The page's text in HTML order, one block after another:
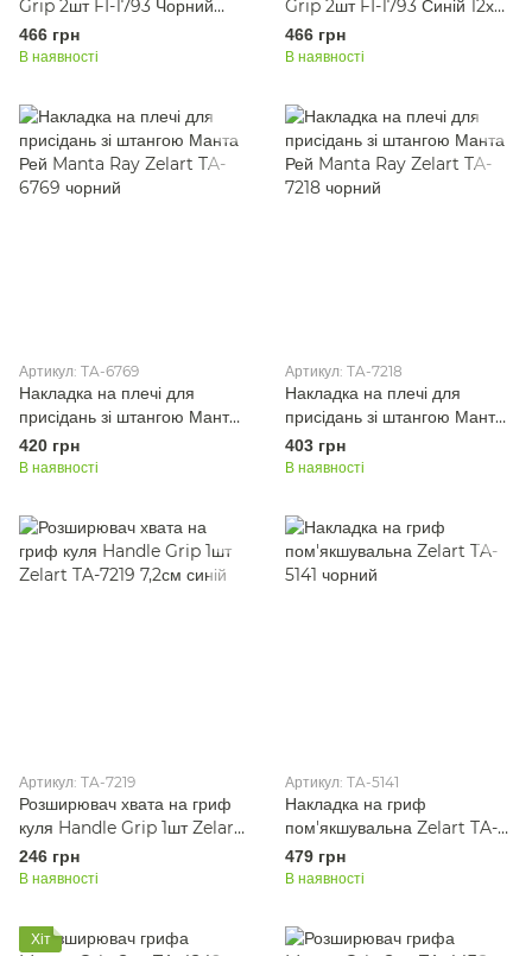
Grip 2шт FI-1793 Чорний
12х4, 8см
466 грн
В наявності
Grip 2шт FI-1793 Синій 12х4,
8см
466 грн
В наявності
Артикул: TA-6769
Накладка на плечі для
присідань зі штангою Манта
Рей Manta Ray Zelart TA-
6769 чорний
420 грн
В наявності
Артикул: TA-7218
Накладка на плечі для
присідань зі штангою Манта
Рей Manta Ray Zelart TA-
7218 чорний
403 грн
В наявності
Артикул: TA-7219
Розширювач хвата на гриф
куля Handle Grip 1шт Zelart
TA-7219 7,2см синій
246 грн
В наявності
Артикул: TA-5141
Накладка на гриф
пом'якшувальна Zelart TA-
5141 чорний
479 грн
В наявності
Хіт